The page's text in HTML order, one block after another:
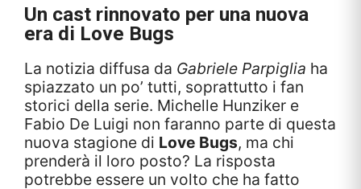
Un cast rinnovato per una nuova
era di Love Bugs
La notizia diffusa da Gabriele Parpiglia ha
spiazzato un po’ tutti, soprattutto i fan
storici della serie. Michelle Hunziker e
Fabio De Luigi non faranno parte di questa
nuova stagione di Love Bugs, ma chi
prenderà il loro posto? La risposta
potrebbe essere un volto che ha fatto